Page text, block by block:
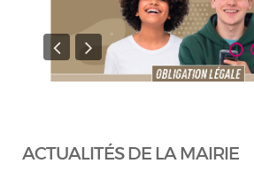
ACTUALITÉS DE LA MAIRIE